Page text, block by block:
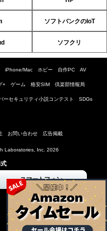
ソフトバンクのIoT
ソフクリ
iPhone/Mac ホビー 自作PC AV
+ ゲーム 格安SIM 倶楽部情報局
ーセキュリティ小説コンテスト SDGs
お問い合わせ 広告掲載
Laboratories, Inc. 2026
スマートフォン